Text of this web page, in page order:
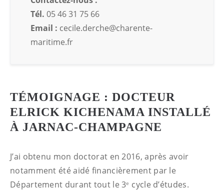
Tél. 05 46 31 75 66
Email : cecile.derche@charente-
maritime.fr
TÉMOIGNAGE : DOCTEUR
ELRICK KICHENAMA INSTALLÉ
À JARNAC-CHAMPAGNE
J’ai obtenu mon doctorat en 2016, après avoir
notamment été aidé financièrement par le
Département durant tout le 3e cycle d’études.